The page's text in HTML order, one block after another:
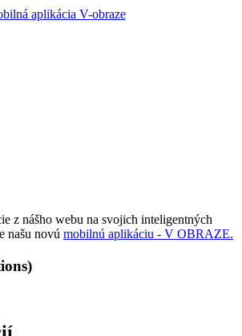
z nášho webu na svojich inteligentných
našu novú mobilnú aplikáciu - V OBRAZE.